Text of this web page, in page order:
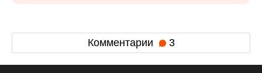
Комментарии 3